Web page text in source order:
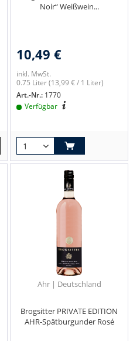
Noir“ Weißwein...
10,49 €
inkl. MwSt.
0.75 Liter(13,99 € / 1 Liter)
Art.-Nr.: 1770
Verfügbar
Ahr | Deutschland
Brogsitter PRIVATE EDITION
AHR-Spätburgunder Rosé